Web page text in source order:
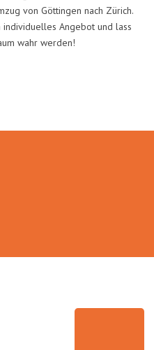
von Göttingen nach Zürich.
Angebot und lass
wahr werden!